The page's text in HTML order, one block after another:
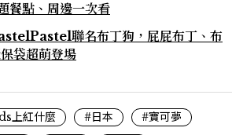
餐點、周邊一次看
聯名布丁狗，屁屁布丁、布
袋超萌登場
上紅什麼 #日本
#寶可夢